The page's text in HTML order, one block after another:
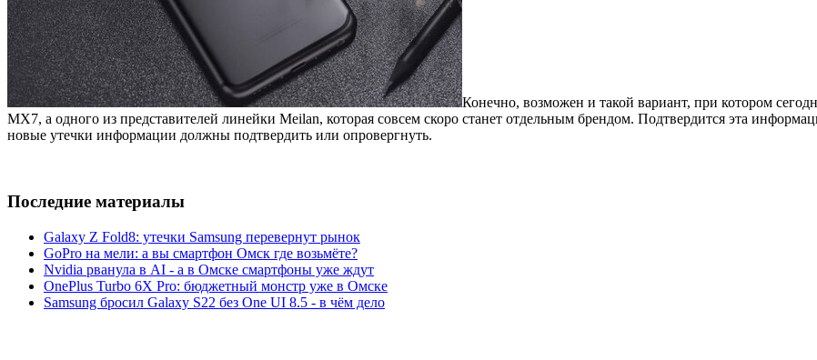
Конечно, возможен и такой вариант, при котором
MX7, а одного из представителей линейки Meilan, которая совсем скоро станет отдельным брендом. Подтвердится эта
новые утечки информации должны подтвердить или опровергнуть.
Последние материалы
Galaxy Z Fold8: утечки Samsung перевернут рынок
GoPro на мели: а вы смартфон Омск где возьмёте?
Nvidia рванула в AI - а в Омске смартфоны уже ждут
OnePlus Turbo 6X Pro: бюджетный монстр уже в Омске
Samsung бросил Galaxy S22 без One UI 8.5 - в чём дело